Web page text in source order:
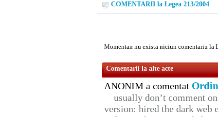
COMENTARII la Legea 213/2004
Momentan nu exista niciun comentariu la
Comentarii la alte acte
ANONIM a comentat
usually don’t comment
version: hired the dark web